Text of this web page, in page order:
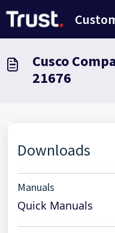
Cusco
21676
Downloads
Manuals
Quick Manuals